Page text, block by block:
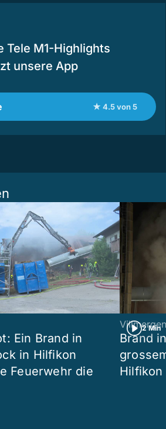
Tele M1-Highlights
unsere App
★ 4.5 von 5
Ein Brand in
in Hilfikon
Feuerwehr die
2 Min
Villmergen
Brand
Hilfikon